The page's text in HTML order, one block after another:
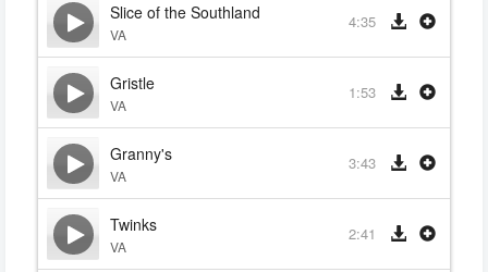
Slice of the Southland
VA
4:35
Gristle
VA
1:53
Granny's
VA
3:43
Twinks
VA
2:41